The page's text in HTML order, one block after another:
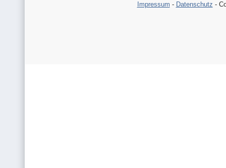
Impressum - Datenschutz -